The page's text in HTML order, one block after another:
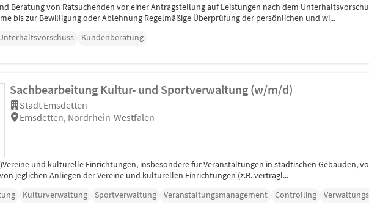
Beratung von Ratsuchenden vor einer Antragstellung auf Leistungen nach dem
bis zur Bewilligung oder Ablehnung Regelmäßige Überprüfung der persönlichen und wi...
Kundenberatung
Sachbearbeitung Kultur- und Sportverwaltung (w/m/d)
Stadt Emsdetten
Emsdetten, Nordrhein-Westfalen
und kulturelle Einrichtungen, insbesondere für Veranstaltungen in städtischen Gebäuden,
jeglichen Anliegen der Vereine und kulturellen Einrichtungen (z.B. vertragl...
Kulturverwaltung Sportverwaltung Veranstaltungsmanagement Controlling